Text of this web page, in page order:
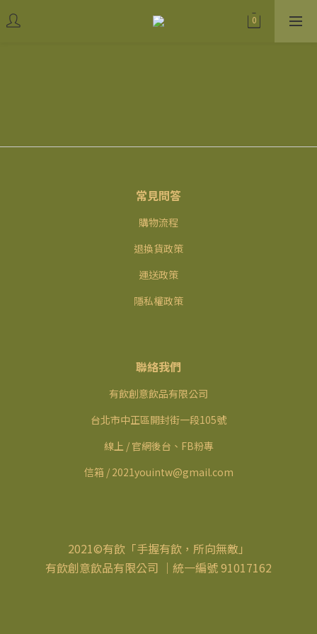
常見問答
購物流程
退換貨政策
運送政策
隱私權政策
聯絡我們
有飲創意飲品有限公司
台北市中正區開封街一段105號
線上 / 官網後台、FB粉專
信箱 / 2021youintw@gmail.com
2021©有飲「手握有飲，所向無敵」
有飲創意飲品有限公司 ｜統一編號 91017162